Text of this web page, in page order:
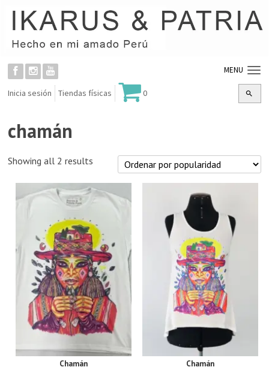
MENU
Inicia sesión Tiendas físicas 0
chamán
Showing all 2 results
Chamán Chamán